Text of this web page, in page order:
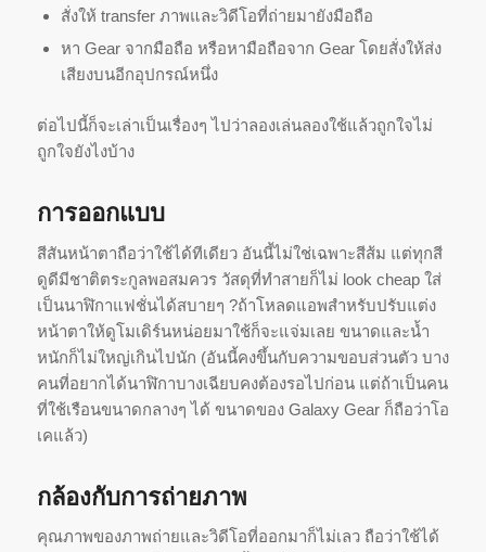
สั่งให้ transfer ภาพและวิดีโอที่ถ่ายมายังมือถือ
หา Gear จากมือถือ หรือหามือถือจาก Gear โดยสั่งให้ส่ง
เสียงบนอีกอุปกรณ์หนึ่ง
ต่อไปนี้ก็จะเล่าเป็นเรื่องๆ ไปว่าลองเล่นลองใช้แล้วถูกใจไม่
ถูกใจยังไงบ้าง
การออกแบบ
สีสันหน้าตาถือว่าใช้ได้ทีเดียว อันนี้ไม่ใช่เฉพาะสีส้ม แต่ทุกสี
ดูดีมีชาติตระกูลพอสมควร วัสดุที่ทำสายก็ไม่ look cheap ใส่
เป็นนาฬิกาแฟชั่นได้สบายๆ ?ถ้าโหลดแอพสำหรับปรับแต่ง
หน้าตาให้ดูโมเดิร์นหน่อยมาใช้ก็จะแจ่มเลย ขนาดและน้ำ
หนักก็ไม่ใหญ่เกินไปนัก (อันนี้คงขึ้นกับความขอบส่วนตัว บาง
คนที่อยากได้นาฬิกาบางเฉียบคงต้องรอไปก่อน แต่ถ้าเป็นคน
ที่ใช้เรือนขนาดกลางๆ ได้ ขนาดของ Galaxy Gear ก็ถือว่าโอ
เคแล้ว)
กล้องกับการถ่ายภาพ
คุณภาพของภาพถ่ายและวิดีโอที่ออกมาก็ไม่เลว ถือว่าใช้ได้